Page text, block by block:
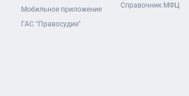
Мобильное приложение
ГАС "Правосудие"
Справочник МФЦ